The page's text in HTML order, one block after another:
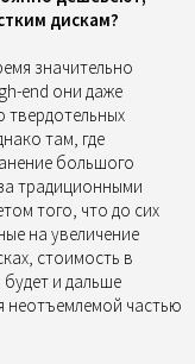
дискам?
значительно
end они даже
твердотельных
там, где
большого
традиционными
того, что до сих
на увеличение
стоимость в
и дальше
неотъемлемой частью